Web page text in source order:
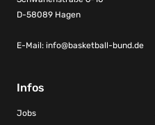
D-58089 Hagen
E-Mail: info@basketball-bund.de
Infos
Jobs